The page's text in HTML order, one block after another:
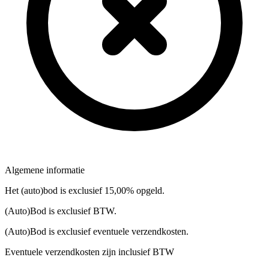
Algemene informatie
Het (auto)bod is exclusief 15,00% opgeld.
(Auto)Bod is exclusief BTW.
(Auto)Bod is exclusief eventuele verzendkosten.
Eventuele verzendkosten zijn inclusief BTW